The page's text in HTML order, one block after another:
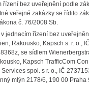
řízení bez uveřejnění podle
veřejné zakázky se řídilo
č. 76/2008 Sb.
jednacím řízení bez
Rakousko, Kapsch s. r. o.,
se sídlem
Kapsch TrafficCom
spol. s r. o., IČ
mlýn 2178/6, 190 00